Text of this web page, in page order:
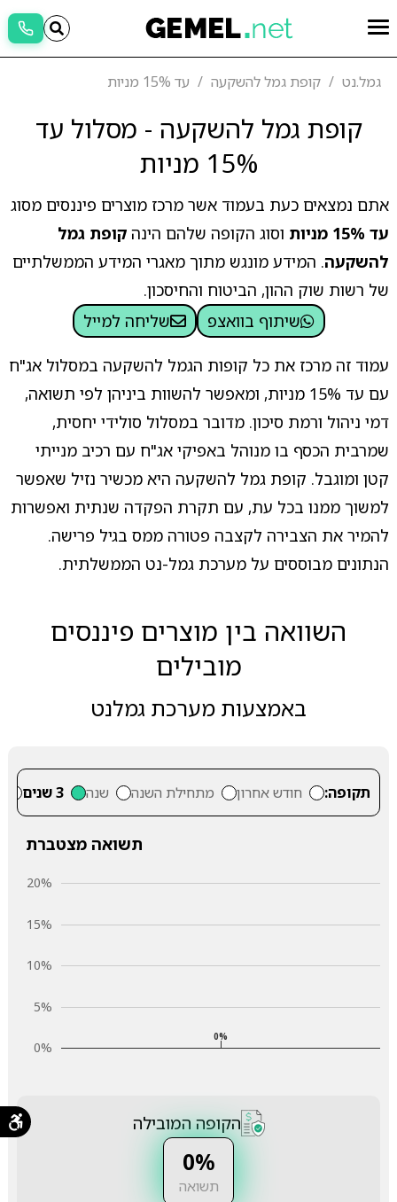
גמל.נט קופת גמל להשקעה עד 15% מניות
קופת גמל להשקעה - מסלול עד
15% מניות
אתם נמצאים כעת בעמוד אשר מרכז מוצרים פיננסים מסוג
עד 15% מניות
וסוג הקופה שלהם הינה קופת גמל
להשקעה. המידע מונגש מתוך מאגרי המידע הממשלתיים
של רשות שוק ההון, הביטוח והחיסכון.
שיתוף בוואצפ
שליחה למייל
עמוד זה מרכז את כל קופות הגמל להשקעה במסלול אג"ח
עם עד 15% מניות, ומאפשר להשוות ביניהן לפי תשואה,
דמי ניהול ורמת סיכון. מדובר במסלול סולידי יחסית,
שמרבית הכסף בו מנוהל באפיקי אג"ח עם רכיב מנייתי
קטן ומוגבל. קופת גמל להשקעה היא מכשיר נזיל שאפשר
למשוך ממנו בכל עת, עם תקרת הפקדה שנתית ואפשרות
להמיר את הצבירה לקצבה פטורה ממס בגיל פרישה.
הנתונים מבוססים על מערכת גמל-נט הממשלתית.
השוואה בין מוצרים פיננסים
מובילים
באמצעות מערכת גמלנט
תקופה: חודש אחרון מתחילת השנה שנה 3 שנים
תשואה מצטברת
0%
5%
10%
15%
20%
0%
הקופה המובילה
0%
תשואה